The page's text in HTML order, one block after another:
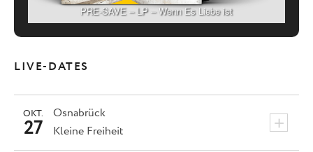
PRE-SAVE – LP – Wenn Es Liebe ist
LIVE-DATES
Osnabrück +
OKT.
27 Kleine Freiheit